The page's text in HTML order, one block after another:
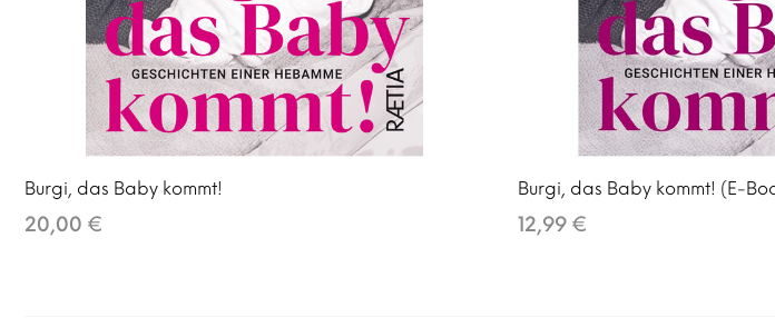
Burgi, das Baby kommt!
20,00 €
Burgi, das Baby kommt! (E-
12,99 €